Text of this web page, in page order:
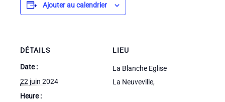
Ajouter au calendrier
DÉTAILS
Date :
22 juin 2024
Heure :
LIEU
La Blanche Eglise
La Neuveville,